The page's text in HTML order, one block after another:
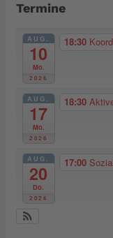
Termine
AUG.
10
Mo.
2026
18:30
AUG.
17
Mo.
2026
18:30
AUG.
20
Do.
2026
17:00